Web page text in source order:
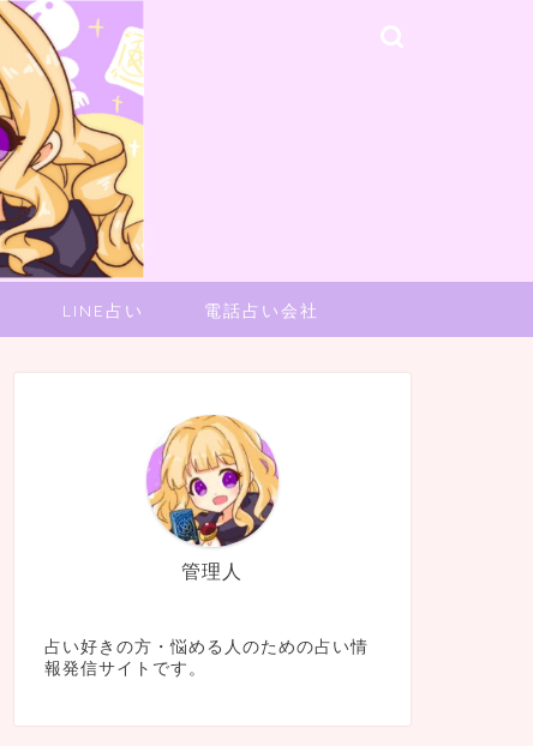
LINE占い 電話占い会社
管理人
占い好きの方・悩める人のための占い情
報発信サイトです。